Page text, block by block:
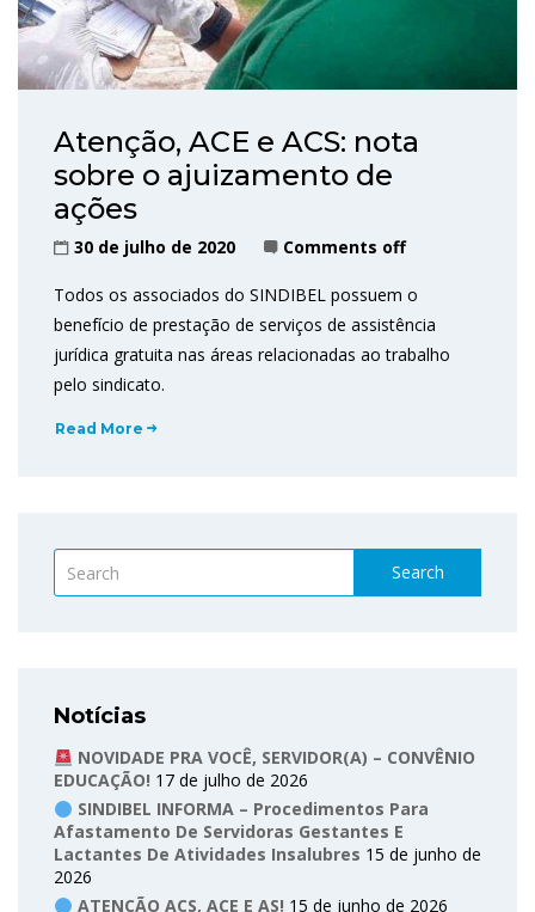
Atenção, ACE e ACS: nota
sobre o ajuizamento de
ações
30 de julho de 2020 Comments off
Todos os associados do SINDIBEL possuem o
benefício de prestação de serviços de assistência
jurídica gratuita nas áreas relacionadas ao trabalho
pelo sindicato.
Read More
Search
Notícias
NOVIDADE PRA VOCÊ, SERVIDOR(A) – CONVÊNIO
EDUCAÇÃO! 17 de julho de 2026
SINDIBEL INFORMA – Procedimentos Para
Afastamento De Servidoras Gestantes E
Lactantes De Atividades Insalubres 15 de junho de
2026
ATENÇÃO ACS, ACE E AS! 15 de junho de 2026